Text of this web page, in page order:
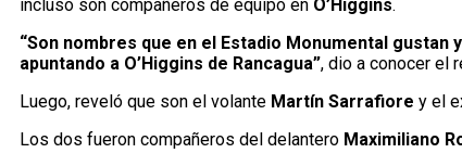
incluso son compañeros de equipo en O’Higgins.
“Son nombres que en el Estadio Monumental
apuntando a O’Higgins de Rancagua”, dio a conocer el
Luego, reveló que son el volante Martín Sarrafiore y el
Los dos fueron compañeros del delantero Maximiliano